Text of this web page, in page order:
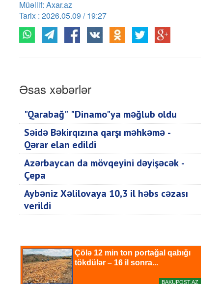
Müəllif: Axar.az
Tarix : 2026.05.09 / 19:27
Əsas xəbərlər
"Qarabağ" "Dinamo"ya məğlub oldu
Səidə Bəkirqızına qarşı məhkəmə -
Qərar elan edildi
Azərbaycan da mövqeyini dəyişəcək -
Çepa
Aybəniz Xəlilovaya 10,3 il həbs cəzası
verildi